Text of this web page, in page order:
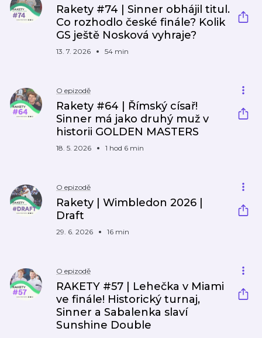
Rakety #74 | Sinner obhájil titul.
Co rozhodlo české finále? Kolik
GS ještě Nosková vyhraje?
13. 7. 2026 54 min
O epizodě
Rakety #64 | Římský císař!
Sinner má jako druhý muž v
historii GOLDEN MASTERS
18. 5. 2026 1 hod 6 min
O epizodě
Rakety | Wimbledon 2026 |
Draft
29. 6. 2026 16 min
O epizodě
RAKETY #57 | Lehečka v Miami
ve finále! Historický turnaj,
Sinner a Sabalenka slaví
Sunshine Double